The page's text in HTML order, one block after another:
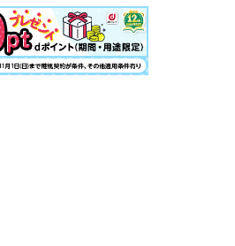
ジュエリー
リージェーン”導入中♪
ャケット”こそ骨格で選べば失敗しない！